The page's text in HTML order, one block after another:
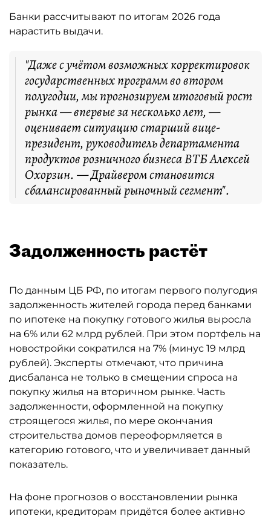
Банки рассчитывают по итогам 2026 года
нарастить выдачи.
"Даже с учётом возможных корректировок
государственных программ во втором
полугодии, мы прогнозируем итоговый рост
рынка — впервые за несколько лет, —
оценивает ситуацию старший вице-
президент, руководитель департамента
продуктов розничного бизнеса ВТБ Алексей
Охорзин. — Драйвером становится
сбалансированный рыночный сегмент".
Задолженность растёт
По данным ЦБ РФ, по итогам первого полугодия
задолженность жителей города перед банками
по ипотеке на покупку готового жилья выросла
на 6% или 62 млрд рублей. При этом портфель на
новостройки сократился на 7% (минус 19 млрд
рублей). Эксперты отмечают, что причина
дисбаланса не только в смещении спроса на
покупку жилья на вторичном рынке. Часть
задолженности, оформленной на покупку
строящегося жилья, по мере окончания
строительства домов переоформляется в
категорию готового, что и увеличивает данный
показатель.
На фоне прогнозов о восстановлении рынка
ипотеки, кредиторам придётся более активно